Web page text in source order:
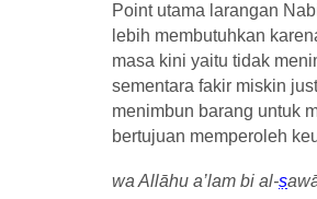
Point utama larangan
lebih membutuhkan
masa kini yaitu tidak
sementara fakir miskin
menimbun barang untuk
bertujuan memperoleh
wa Allāhu a’lam bi al-ṣ